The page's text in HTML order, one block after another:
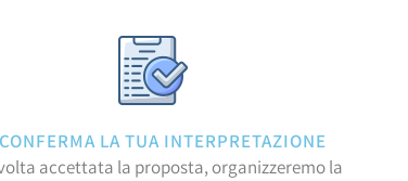
LA TUA INTERPRETAZIONE
accettata la proposta, organizzeremo la